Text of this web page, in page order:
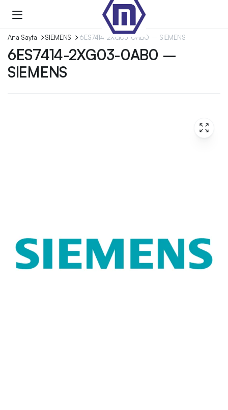
Ana Sayfa SIEMENS 6ES7414-2XG03-0AB0 – SIEMENS
6ES7414-2XG03-0AB0 –
SIEMENS